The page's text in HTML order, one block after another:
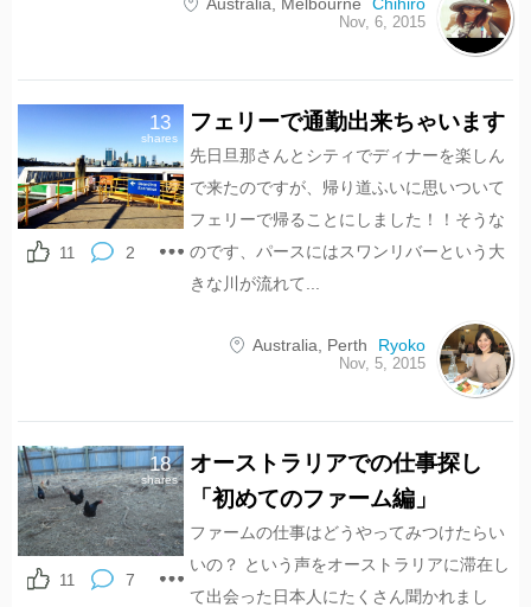
Nov, 6, 2015
13
shares
2
11
フェリーで通勤出来ちゃいます
先日旦那さんとシティでディナーを楽しん
で来たのですが、帰り道ふいに思いついて
フェリーで帰ることにしました！！そうな
のです、パースにはスワンリバーという大
きな川が流れて...
Australia Perth Ryoko
Nov, 5, 2015
18
shares
7
11
オーストラリアでの仕事探し
「初めてのファーム編」
ファームの仕事はどうやってみつけたらい
いの？ という声をオーストラリアに滞在し
て出会った日本人にたくさん聞かれまし